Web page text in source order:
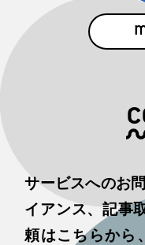
サービスへのお
イアンス、記事
頼はこちらから